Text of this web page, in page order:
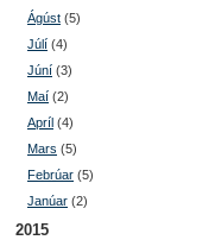
Ágúst (5)
Júlí (4)
Júní (3)
Maí (2)
Apríl (4)
Mars (5)
Febrúar (5)
Janúar (2)
2015